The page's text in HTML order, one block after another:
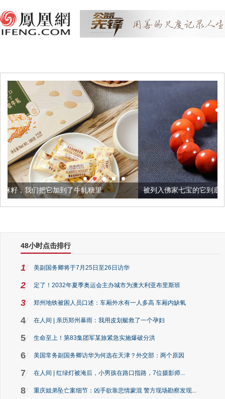
到了牛轧糖里 被列入佛家七宝的它到底有多美？
48小时点击排行
1 美副国务卿将于7月25日至26日访华
2 定了！2032年夏季奥运会主办城市为澳大利亚布里斯班
3 郑州地铁被困人员口述：车厢外水有一人多高 车厢内缺氧
4 在人间 | 亲历郑州暴雨：我用皮划艇救了一个孕妇
5 生命至上！第83集团军某旅紧急实施爆破分洪
6 美国常务副国务卿访华为何选在天津？外交部：两个原因
7 在人间 | 红绿灯被淹后，小男孩在路口指路，7位摄影师...
8 重庆姐弟坠亡案细节：凶手欲靠悲情蒙混 警方现场勘察发现...